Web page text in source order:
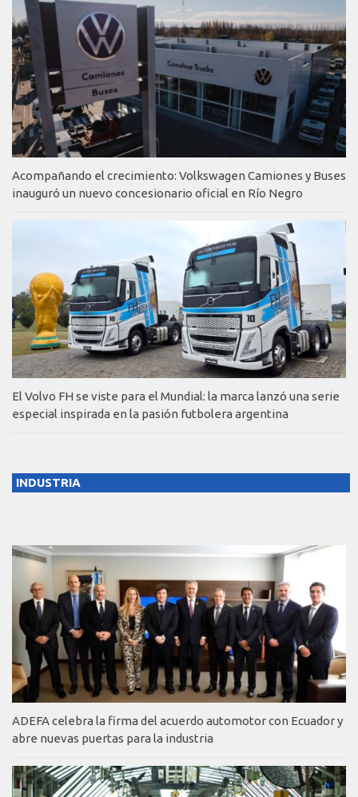
Acompañando el crecimiento: Volkswagen Camiones y Buses
inauguró un nuevo concesionario oficial en Río Negro
El Volvo FH se viste para el Mundial: la marca lanzó una serie
especial inspirada en la pasión futbolera argentina
INDUSTRIA
ADEFA celebra la firma del acuerdo automotor con Ecuador y
abre nuevas puertas para la industria